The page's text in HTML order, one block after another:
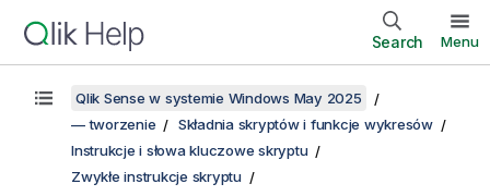
Search Menu
Qlik Sense w systemie Windows May 2025
— tworzenie
Składnia skryptów i funkcje wykresów
Instrukcje i słowa kluczowe skryptu
Zwykłe instrukcje skryptu